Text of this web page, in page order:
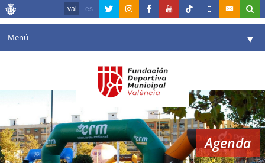
val es
Menú ▼
Agenda
Instal·lacions ▼
Comunicació ▼
Agenda